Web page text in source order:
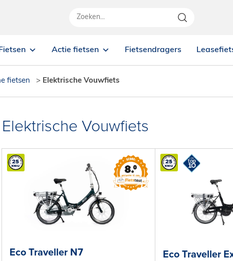
Fietsen Actie fietsen Fietsendragers
fietsen > Elektrische Vouwfiets
Elektrische Vouwfiets
Eco Traveller
Eco Traveller N7